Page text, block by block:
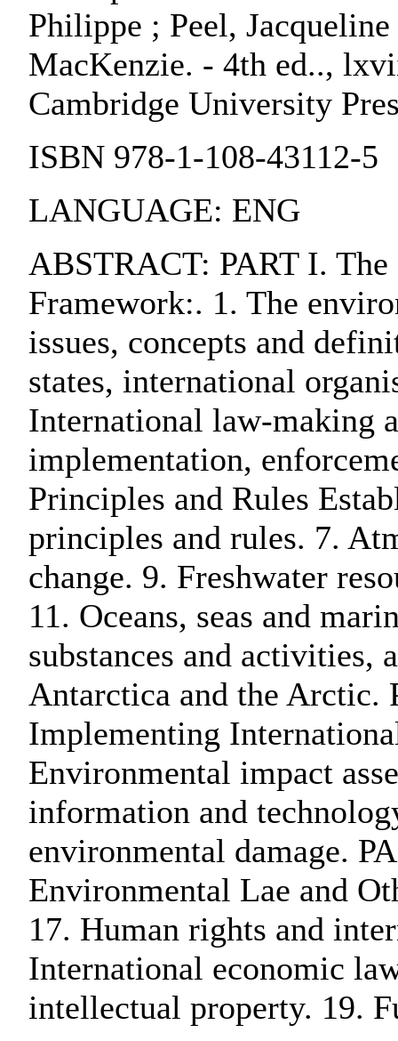
Philippe ; Peel,
MacKenzie. - 4th ed..,
Cambridge University
ISBN 978-1-108-43112-5
LANGUAGE: ENG
ABSTRACT: PART I.
Framework:. 1. The
issues, concepts and
states, international
International law-making
implementation,
Principles and Rules
principles and rules. 7.
change. 9. Freshwater
11. Oceans, seas and
substances and activities,
Antarctica and the Arctic.
Implementing
Environmental impact
information and
environmental damage.
Environmental Lae and
17. Human rights and
International economic
intellectual property. 19.